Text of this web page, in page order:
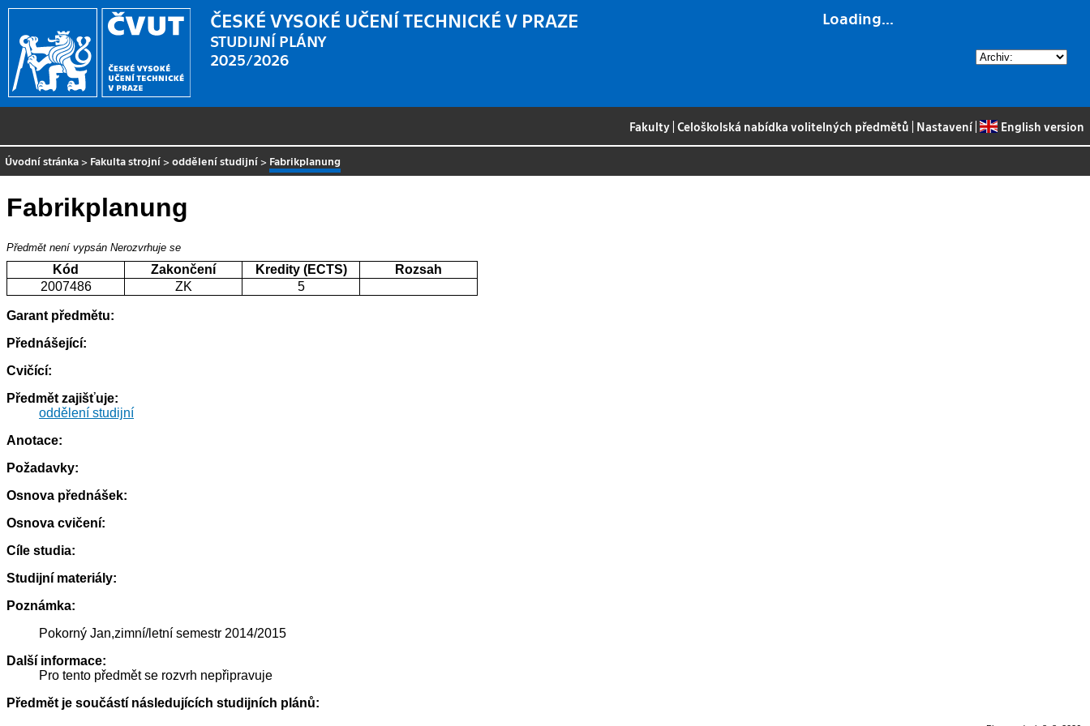
Loading...
ČESKÉ VYSOKÉ UČENÍ TECHNICKÉ V PRAZE
STUDIJNÍ PLÁNY
2025/2026
Fakulty |Celoškolská nabídka volitelných předmětů Nastavení| English version
Úvodní stránka > Fakulta strojní >oddělení studijní > Fabrikplanung
Fabrikplanung
Předmět není vypsán Nerozvrhuje se
Kód Zakončení Kredity (ECTS)
Rozsah
2007486
ZK 5
Garant předmětu:
Přednášející:
Cvičící:
Předmět zajišťuje:
oddělení studijní
Anotace:
Požadavky:
Osnova přednášek:
Osnova cvičení:
Cíle studia:
Studijní materiály:
Poznámka:
Pokorný Jan,zimní/letní semestr 2014/2015
Další informace:
Pro tento předmět se rozvrh nepřipravuje
Předmět je součástí následujících studijních plánů: